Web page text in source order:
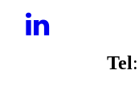
Tel: